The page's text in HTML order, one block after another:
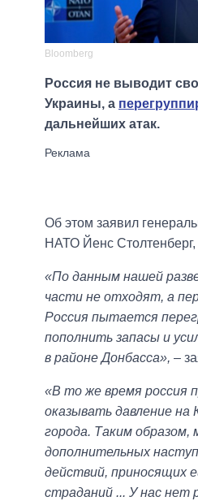
Bloomberg
Россия не выводит
Украины, а
дальнейших атак.
Об этом заявил
НАТО Йенс Столтенберг,
«По данным нашей
части не отходят, а
Россия пытается
пополнить запасы и
в районе Донбасса», –
«В то же время россия
оказывать давление на
города. Таким
дополнительных
действий, приносящих
страданий ... У нас нет